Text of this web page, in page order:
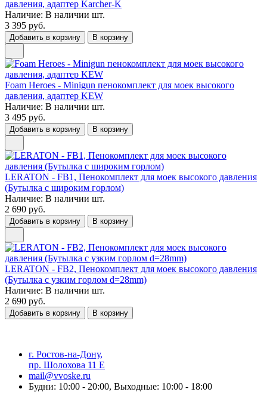
давления, адаптер Karcher-K
Наличие: В наличии шт.
3 395 руб.
Добавить в корзину В корзину
Foam Heroes - Minigun пенокомплект для моек высокого
давления, адаптер KEW
Наличие: В наличии шт.
3 495 руб.
Добавить в корзину В корзину
LERATON - FB1, Пенокомплект для моек высокого давления
(Бутылка с широким горлом)
Наличие: В наличии шт.
2 690 руб.
Добавить в корзину В корзину
LERATON - FB2, Пенокомплект для моек высокого давления
(Бутылка с узким горлом d=28mm)
Наличие: В наличии шт.
2 690 руб.
Добавить в корзину В корзину
г. Ростов-на-Дону,
пр. Шолохова 11 Е
mail@vvoske.ru
Будни: 10:00 - 20:00, Выходные: 10:00 - 18:00